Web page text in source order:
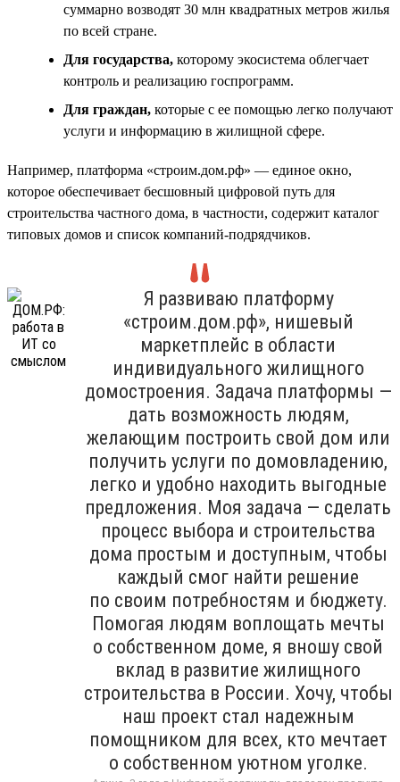
суммарно возводят 30 млн квадратных метров жилья
по всей стране.
Для государства, которому экосистема облегчает
контроль и реализацию госпрограмм.
Для граждан, которые с ее помощью легко получают
услуги и информацию в жилищной сфере.
Например, платформа «строим.дом.рф» — единое окно,
которое обеспечивает бесшовный цифровой путь для
строительства частного дома, в частности, содержит каталог
типовых домов и список компаний-подрядчиков.
Я развиваю платформу
«строим.дом.рф», нишевый
маркетплейс в области
индивидуального жилищного
домостроения. Задача платформы —
дать возможность людям,
желающим построить свой дом или
получить услуги по домовладению,
легко и удобно находить выгодные
предложения. Моя задача — сделать
процесс выбора и строительства
дома простым и доступным, чтобы
каждый смог найти решение
по своим потребностям и бюджету.
Помогая людям воплощать мечты
о собственном доме, я вношу свой
вклад в развитие жилищного
строительства в России. Хочу, чтобы
наш проект стал надежным
помощником для всех, кто мечтает
о собственном уютном уголке.